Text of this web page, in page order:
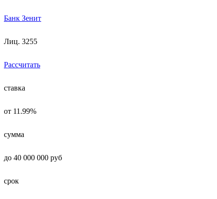
Банк Зенит
Лиц. 3255
Рассчитать
ставка
от 11.99%
сумма
до 40 000 000 руб
срок